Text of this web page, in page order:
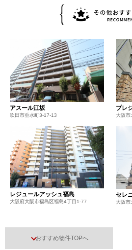
アスール江坂
吹田市垂水町3-17-13
プレ
大阪市
レジュールアッシュ福島
大阪府大阪市福島区福島4丁目1-77
セレ
大阪市
おすすめ物件TOPへ